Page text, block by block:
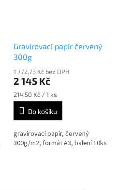
Gravírovací papír červený
300g
1 772,73 Kč bez DPH
2 145 Kč
Měrná
cena:
214,50 Kč / 1 ks
Do košíku
gravírovací papír, červený
300g/m2, formát A3, balení 10ks